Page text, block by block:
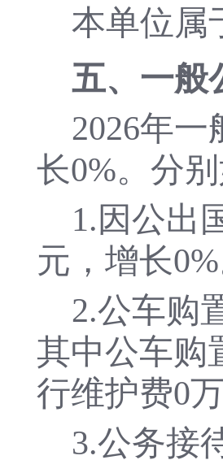
本单位属
五、一般
2026年一
长0%。分别
1.因公出
元，增长0%
2.公车购
其中公车购
行维护费0
3.公务接